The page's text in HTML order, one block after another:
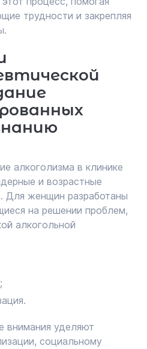
трудности и закрепляя
алкоголизма в клинике
и возрастные
Для женщин разработаны
на решении проблем,
алкогольной
внимания уделяют
социальному